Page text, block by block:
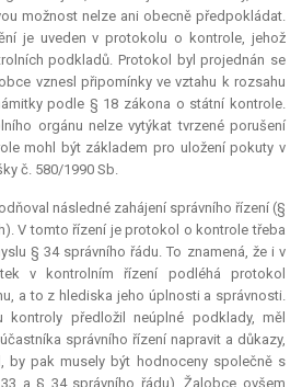
možnost nelze ani obecně předpokládat.
je uveden v protokolu o kontrole, jehož
podkladů. Protokol byl projednán se
vznesl připomínky ve vztahu k rozsahu
podle § 18 zákona o státní kontrole.
orgánu nelze vytýkat tvrzené porušení
mohl být základem pro uložení pokuty v
č. 580/1990 Sb.
následné zahájení správního řízení (§
V tomto řízení je protokol o kontrole třeba
§ 34 správního řádu. To znamená, že i v
v kontrolním řízení podléhá protokol
a to z hlediska jeho úplnosti a správnosti.
kontroly předložil neúplné podklady, měl
správního řízení napravit a důkazy,
by pak musely být hodnoceny společně s
a § 34 správního řádu). Žalobce ovšem